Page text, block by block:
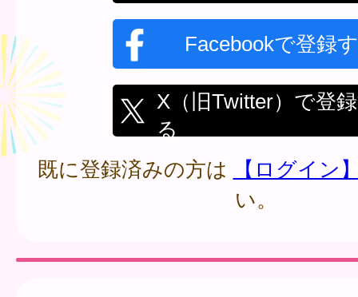
Facebookで登録
X（旧Twitter）で登
る
既に登録済みの方は
【ログイン
い。